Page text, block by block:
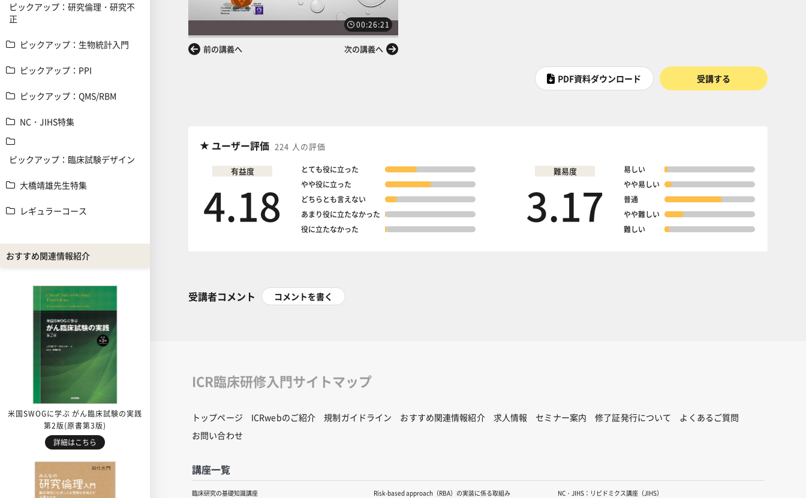
ピックアップ：研究倫理・研究不
正
ピックアップ：生物統計入門
ピックアップ：PPI
ピックアップ：QMS/RBM
NC・JIHS特集
ピックアップ：臨床試験デザイン
大橋靖雄先生特集
レギュラーコース
おすすめ関連情報紹介
米国SWOGに学ぶ がん臨床試験の実践
第2版(原書第3版)
詳細はこちら
00:26:21
前の講義へ 次の講義へ
PDF資料ダウンロード 受講する
ユーザー評価 224 人の評価
有益度
4.18
とても役に立った
やや役に立った
どちらとも言えない
あまり役に立たなかった
役に立たなかった
難易度
3.17
易しい
やや易しい
普通
やや難しい
難しい
受講者コメント コメントを書く
ICR臨床研修入門サイトマップ
トップページ ICRwebのご紹介 規制ガイドライン おすすめ関連情報紹介 求人情報 セミナー案内 修了証発行について
よくあるご質問
お問い合わせ
講座一覧
臨床研究の基礎知識講座
Risk-based approach（RBA）の実装に係る取組み
NC・JIHS：リピドミクス講座（JIHS）